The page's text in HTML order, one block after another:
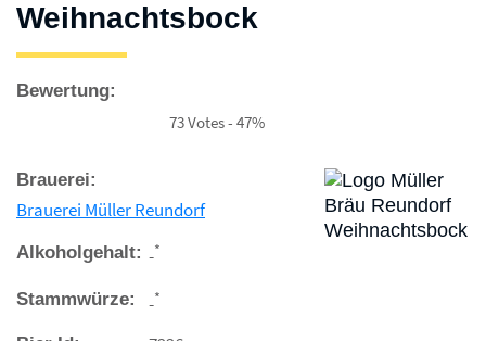
Weihnachtsbock
Bewertung:
73 Votes - 47%
Brauerei:
Brauerei Müller Reundorf
Alkoholgehalt: -*
Stammwürze: -*